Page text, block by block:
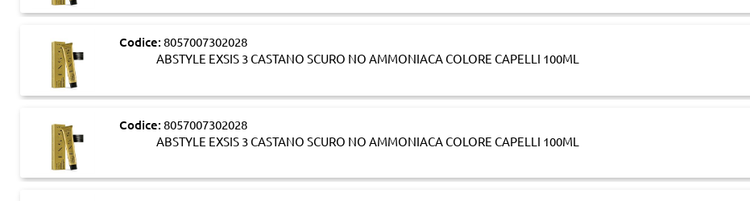
Codice: 8057007302028
ABSTYLE EXSIS 3 CASTANO SCURO NO AMMONIACA COLORE CAPELLI 100ML
Codice: 8057007302028
ABSTYLE EXSIS 3 CASTANO SCURO NO AMMONIACA COLORE CAPELLI 100ML